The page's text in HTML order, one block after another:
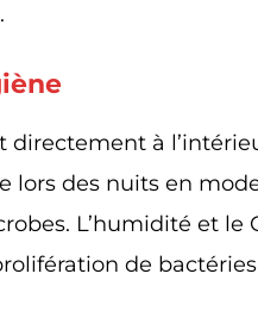
directement à
lors des nuits en
L’humidité et le
de